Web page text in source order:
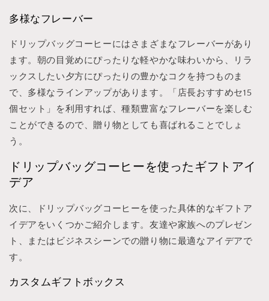
多様なフレーバー
ドリップバッグコーヒーにはさまざまなフレーバーがあり
ます。朝の目覚めにぴったりな軽やかな味わいから、リラ
ックスしたい夕方にぴったりの豊かなコクを持つものま
で、多様なラインアップがあります。「店長おすすめセ15
個セット」を利用すれば、種類豊富なフレーバーを楽しむ
ことができるので、贈り物としても喜ばれることでしょ
う。
ドリップバッグコーヒーを使ったギフトアイ
デア
次に、ドリップバッグコーヒーを使った具体的なギフトア
イデアをいくつかご紹介します。友達や家族へのプレゼン
ト、またはビジネスシーンでの贈り物に最適なアイデアで
す。
カスタムギフトボックス